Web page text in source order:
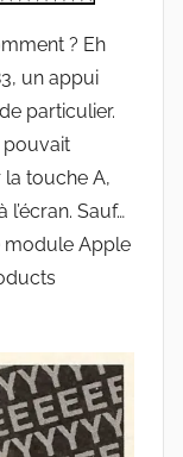
? Eh
un appui
particulier.
pouvait
touche A,
Sauf…
module Apple